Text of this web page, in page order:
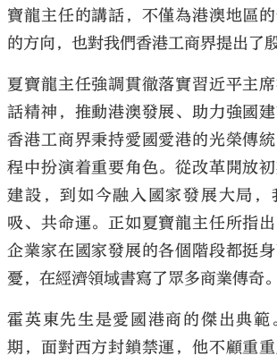
大公文匯
寶龍主任的講話，不僅為港澳地區
的方向，也對我們香港工商界提出了
夏寶龍主任強調貫徹落實習近平主
話精神，推動港澳發展、助力強國建
香港工商界秉持愛國愛港的光榮傳
程中扮演着重要角色。從改革開放
建設，到如今融入國家發展大局，
吸、共命運。正如夏寶龍主任所指
企業家在國家發展的各個階段都挺
憂，在經濟領域書寫了眾多商業傳奇。
霍英東先生是愛國港商的傑出典範
期，面對西方封鎖禁運，他不顧重